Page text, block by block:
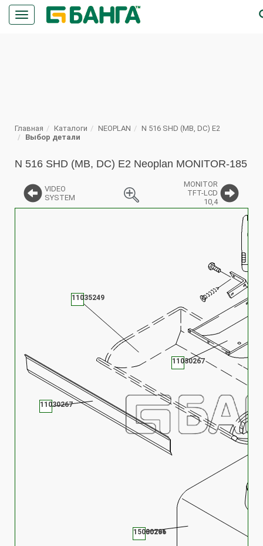
Кнопка
меню
Главная Каталоги NEOPLAN
N 516 SHD (MB, DC) E2
Выбор детали
N 516 SHD (MB, DC) E2 Neoplan MONITOR-185
VIDEO
SYSTEM
MONITOR
TFT-LCD
10,4
11030266
15000791
11030267
11030267
11035249